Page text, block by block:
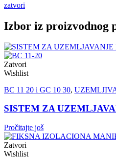
zatvori
Izbor iz proizvodnog
Zatvori
Wishlist
BC 11 20 i GC 10 30,
SISTEM ZA
Pročitajte još
Zatvori
Wishlist